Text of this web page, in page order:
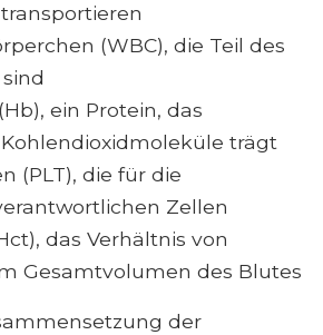
(WBC), die Teil des
ein Protein, das
trägt
(PLT), die für die
Zellen
das Verhältnis von
Gesamtvolumen des Blutes
der